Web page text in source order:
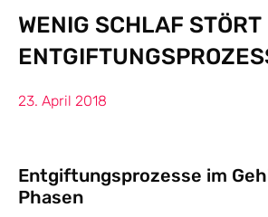
WENIG SCHLAF STÖRT
23. April 2018
Entgiftungsprozesse im
Phasen